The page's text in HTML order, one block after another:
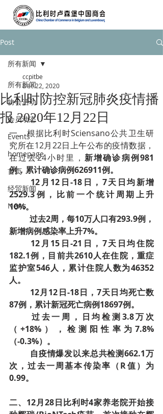
Post
所有新闻
协会活动
会员动态
Events
homepage
首页
经贸新闻
News
所有新闻
比利时防控新冠肺炎疫情播
报 2020年12月22日
ccpitbe
Dec 22, 2020
一、根据比利时Sciensano公共卫生研
究所在12月22日上午公布的疫情数据，
在过去24小时里， 新增确诊病例981
例，累计确诊病例626911例。
12月12日-18日，7天日均新增
2529.3例，比前一个统计周期上升
10%。
­过去2周，每10万人口有293.9例，
新增病例感染率上升7%。
12月15日-21日，7天日均住院
182.1例，目前共2610人在住院，重症
监护室546人，累计住院人数为46352
人。
12月12日-18日，7天日均死亡数
87例，累计新冠死亡病例18697例。
过去一周，日均检测3.8万次
（+18%），检测阳性率为7.8%
（-0.3%）。
自疫情爆发以来总共检测662.1万
次，过去一周基本传染率（R值）为
0.99。
二、12月28日比利时4家养老院开始接